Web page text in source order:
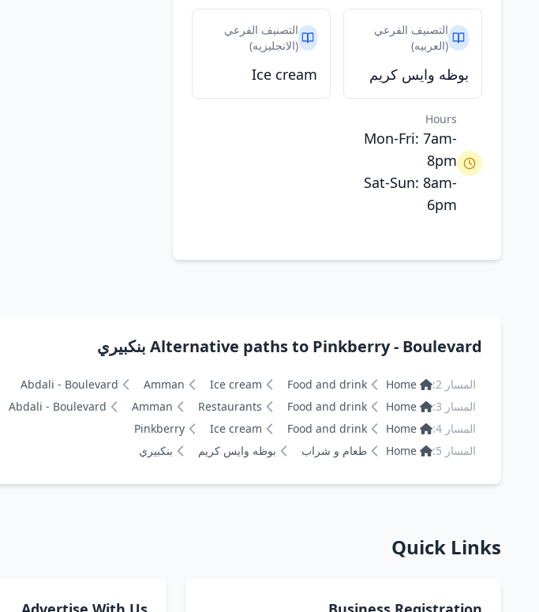
التصنيف الفرعي
(العربيه)
بوظه وايس كريم
التصنيف الفرعي
(الانجليزيه)
Ice cream
Hours
Mon-Fri: 7am-
8pm
Sat-Sun: 8am-
6pm
Alternative paths to Pinkberry - Boulevard بنكبيري
المسار 2: Home
Food and drink
Ice cream
Amman
Abdali - Boulevard
المسار 3:
Home
Food and drink
Restaurants
Amman
Abdali - Boulevard
المسار 4:
Home
Food and drink
Ice cream
Pinkberry
المسار 5:
Home طعام و شراب بوظه وايس كريم بنكبيري
Quick Links